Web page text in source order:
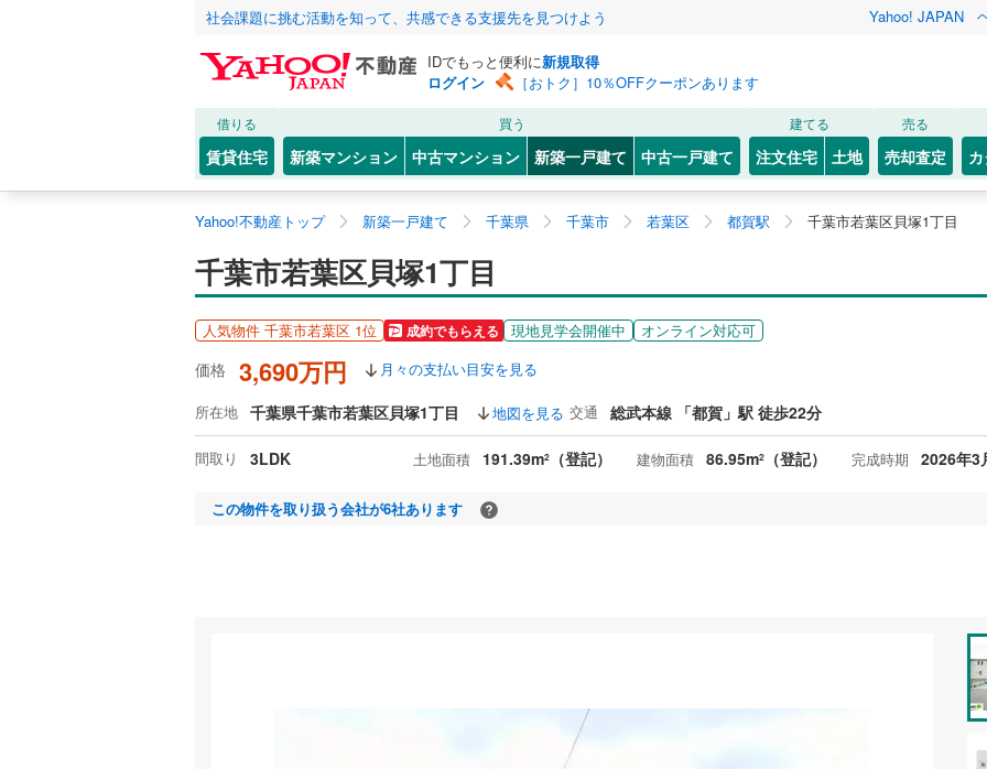
社会課題に挑む活動を知って、共感できる支援先を見つけよう Yahoo! JAPAN
IDでもっと便利に新規取得
ログイン
［おトク］10％OFFクーポンあります
借りる
賃貸住宅
買う
新築マンション 中古マンション 新築一戸建て 中古一戸建て
建てる
注文住宅 土地
売る
売却査定
Yahoo!不動産トップ 新築一戸建て 千葉県 千葉市 若葉区 都賀駅 千葉市若葉区貝塚1丁目
千葉市若葉区貝塚1丁目
人気物件 千葉市若葉区 1位 成約でもらえる 現地見学会開催中 オンライン対応可
価格 3,690万円 月々の支払い目安を見る
所在地 千葉県千葉市若葉区貝塚1丁目 地図を見る 交通 総武本線 「都賀」駅 徒歩22分
間取り 3LDK 土地面積 191.39m2 （登記） 建物面積 86.95m2 （登記） 完成時期 2026年3
この物件を取り扱う会社が6社あります